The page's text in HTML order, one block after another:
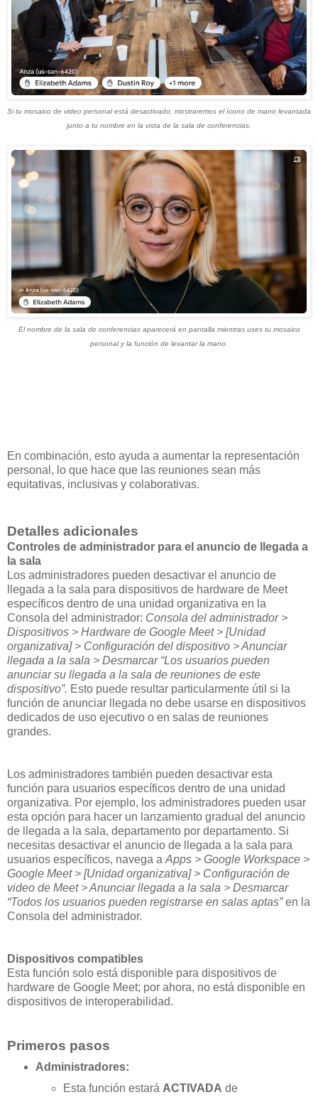
Si tu mosaico de video personal está desactivado, mostraremos el ícono de mano levantada
junto a tu nombre en la vista de la sala de conferencias.
El nombre de la sala de conferencias aparecerá en pantalla mientras uses tu mosaico
personal y la función de levantar la mano.
En combinación, esto ayuda a aumentar la representación
personal, lo que hace que las reuniones sean más
equitativas, inclusivas y colaborativas.
Detalles adicionales
Controles de administrador para el anuncio de llegada a
la sala
Los administradores pueden desactivar el anuncio de
llegada a la sala para dispositivos de hardware de Meet
específicos dentro de una unidad organizativa en la
Consola del administrador: Consola del administrador >
Dispositivos > Hardware de Google Meet > [Unidad
organizativa] > Configuración del dispositivo > Anunciar
llegada a la sala > Desmarcar “Los usuarios pueden
anunciar su llegada a la sala de reuniones de este
dispositivo”. Esto puede resultar particularmente útil si la
función de anunciar llegada no debe usarse en dispositivos
dedicados de uso ejecutivo o en salas de reuniones
grandes.
Los administradores también pueden desactivar esta
función para usuarios específicos dentro de una unidad
organizativa. Por ejemplo, los administradores pueden usar
esta opción para hacer un lanzamiento gradual del anuncio
de llegada a la sala, departamento por departamento. Si
necesitas desactivar el anuncio de llegada a la sala para
usuarios específicos, navega a Apps > Google Workspace >
Google Meet > [Unidad organizativa] > Configuración de
video de Meet > Anunciar llegada a la sala > Desmarcar
“Todos los usuarios pueden registrarse en salas aptas”en la
Consola del administrador.
Dispositivos compatibles
Esta función solo está disponible para dispositivos de
hardware de Google Meet; por ahora, no está disponible en
dispositivos de interoperabilidad.
Primeros pasos
Administradores:
Esta función estará ACTIVADA de